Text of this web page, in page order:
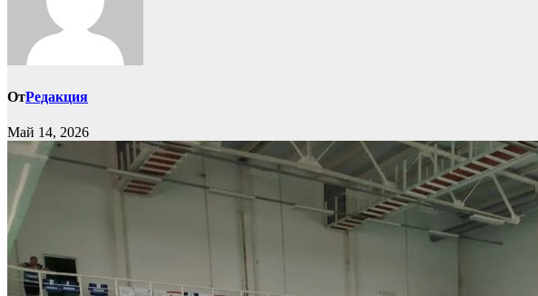
ОтРедакция
Май 14, 2026